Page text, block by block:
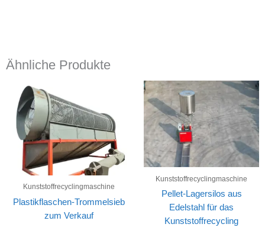
Ähnliche Produkte
Kunststoffrecyclingmaschine
Plastikflaschen-Trommelsieb
zum Verkauf
Kunststoffrecyclingmaschine
Pellet-Lagersilos aus
Edelstahl für das
Kunststoffrecycling